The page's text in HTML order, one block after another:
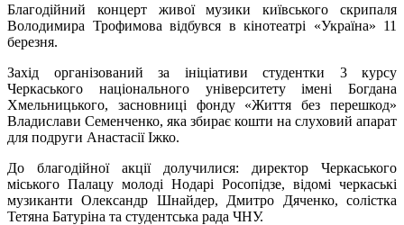
Благодійний концерт живої музики київського скрипаля
Володимира Трофимова відбувся в кінотеатрі «Україна» 11
березня.
Захід організований за ініціативи студентки 3 курсу
Черкаського національного університету імені Богдана
Хмельницького, засновниці фонду «Життя без перешкод»
Владислави Семенченко, яка збирає кошти на слуховий апарат
для подруги Анастасії Іжко.
До благодійної акції долучилися: директор Черкаського
міського Палацу молоді Нодарі Росопідзе, відомі черкаські
музиканти Олександр Шнайдер, Дмитро Дяченко, солістка
Тетяна Батуріна та студентська рада ЧНУ.